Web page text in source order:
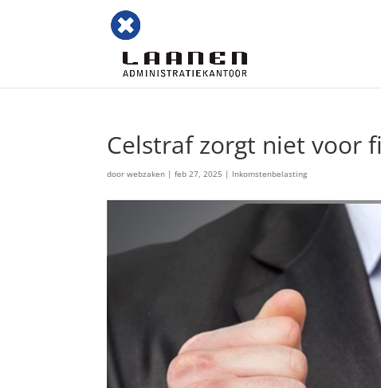
Celstraf zorgt niet voor
doorwebzaken |feb 27, 2025 | Inkomstenbelasting